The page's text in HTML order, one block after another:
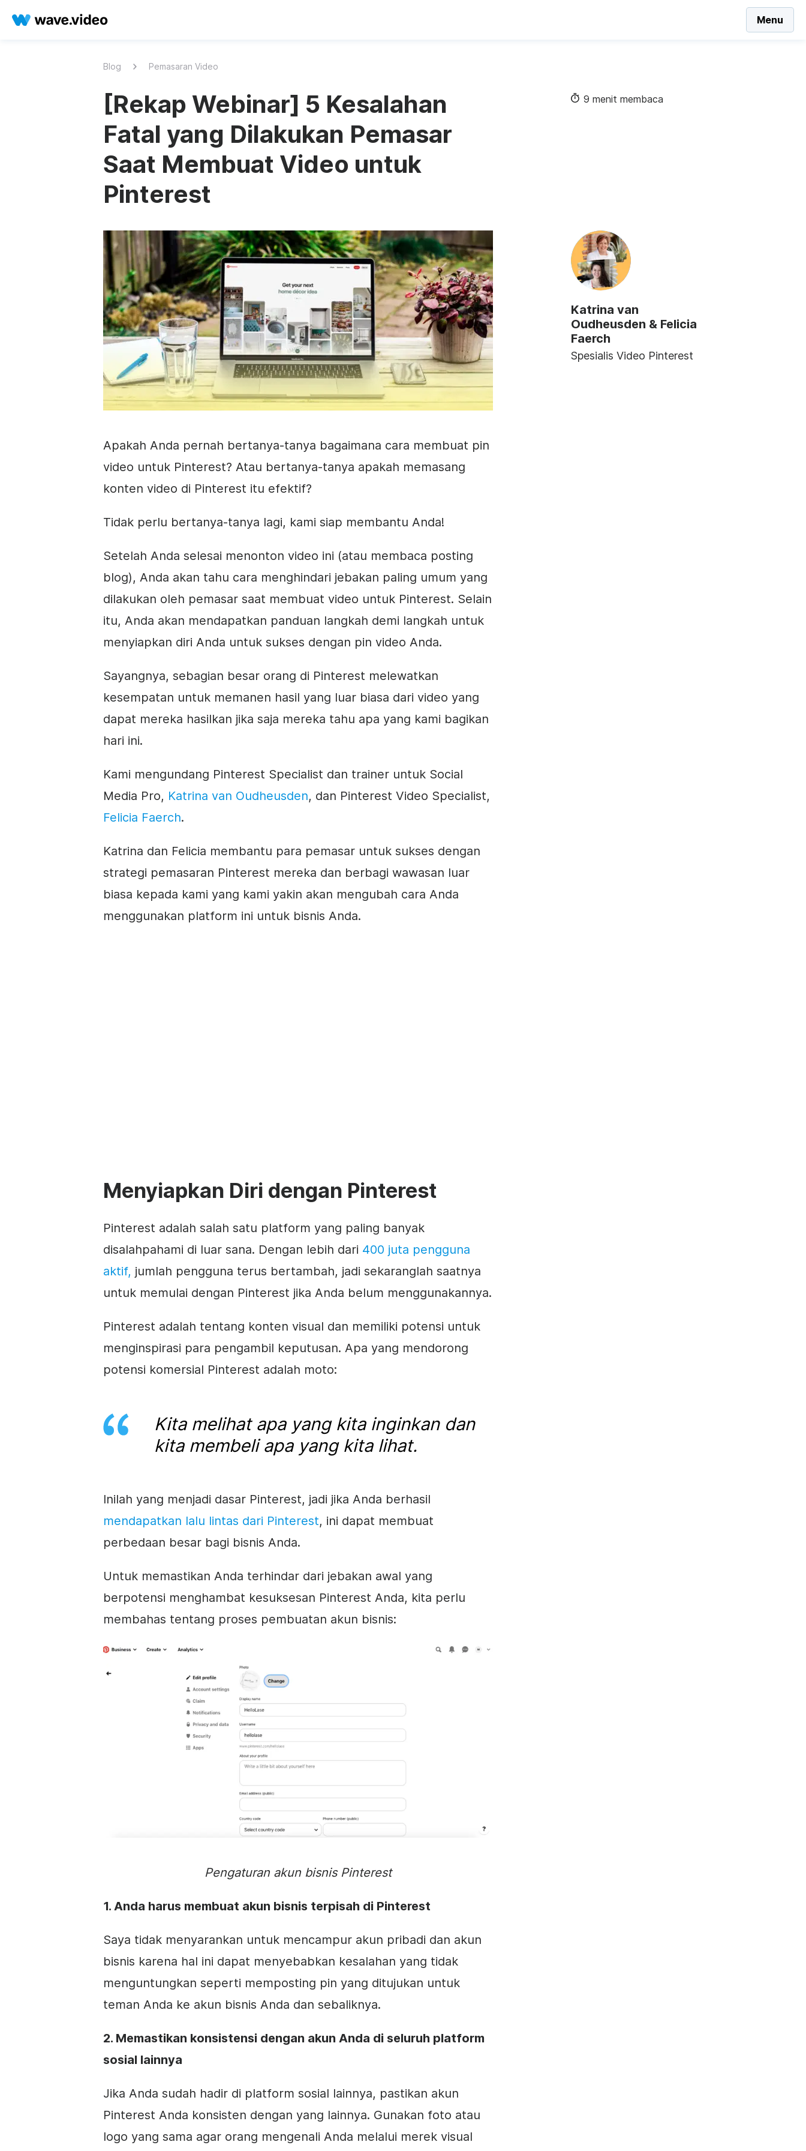
Menu
Blog Pemasaran Video
[Rekap Webinar] 5 Kesalahan
Fatal yang Dilakukan Pemasar
Saat Membuat Video untuk
Pinterest
9 menit membaca
Katrina van
Oudheusden & Felicia
Faerch
Spesialis Video Pinterest
Apakah Anda pernah bertanya-tanya bagaimana cara membuat pin
video untuk Pinterest? Atau bertanya-tanya apakah memasang
konten video di Pinterest itu efektif?
Tidak perlu bertanya-tanya lagi, kami siap membantu Anda!
Setelah Anda selesai menonton video ini (atau membaca posting
blog), Anda akan tahu cara menghindari jebakan paling umum yang
dilakukan oleh pemasar saat membuat video untuk Pinterest. Selain
itu, Anda akan mendapatkan panduan langkah demi langkah untuk
menyiapkan diri Anda untuk sukses dengan pin video Anda.
Sayangnya, sebagian besar orang di Pinterest melewatkan
kesempatan untuk memanen hasil yang luar biasa dari video yang
dapat mereka hasilkan jika saja mereka tahu apa yang kami bagikan
hari ini.
Kami mengundang Pinterest Specialist dan trainer untuk Social
Media Pro, Katrina van Oudheusden, dan Pinterest Video Specialist,
Felicia Faerch.
Katrina dan Felicia membantu para pemasar untuk sukses dengan
strategi pemasaran Pinterest mereka dan berbagi wawasan luar
biasa kepada kami yang kami yakin akan mengubah cara Anda
menggunakan platform ini untuk bisnis Anda.
Menyiapkan Diri dengan Pinterest
Pinterest adalah salah satu platform yang paling banyak
disalahpahami di luar sana. Dengan lebih dari 400 juta pengguna
aktif, jumlah pengguna terus bertambah, jadi sekaranglah saatnya
untuk memulai dengan Pinterest jika Anda belum menggunakannya.
Pinterest adalah tentang konten visual dan memiliki potensi untuk
menginspirasi para pengambil keputusan. Apa yang mendorong
potensi komersial Pinterest adalah moto:
Kita melihat apa yang kita inginkan dan
kita membeli apa yang kita lihat.
Inilah yang menjadi dasar Pinterest, jadi jika Anda berhasil
mendapatkan lalu lintas dari Pinterest, ini dapat membuat
perbedaan besar bagi bisnis Anda.
Untuk memastikan Anda terhindar dari jebakan awal yang
berpotensi menghambat kesuksesan Pinterest Anda, kita perlu
membahas tentang proses pembuatan akun bisnis:
Pengaturan akun bisnis Pinterest
1. Anda harus membuat akun bisnis terpisah di Pinterest
Saya tidak menyarankan untuk mencampur akun pribadi dan akun
bisnis karena hal ini dapat menyebabkan kesalahan yang tidak
menguntungkan seperti memposting pin yang ditujukan untuk
teman Anda ke akun bisnis Anda dan sebaliknya.
2. Memastikan konsistensi dengan akun Anda di seluruh platform
sosial lainnya
Jika Anda sudah hadir di platform sosial lainnya, pastikan akun
Pinterest Anda konsisten dengan yang lainnya. Gunakan foto atau
logo yang sama agar orang mengenali Anda melalui merek visual